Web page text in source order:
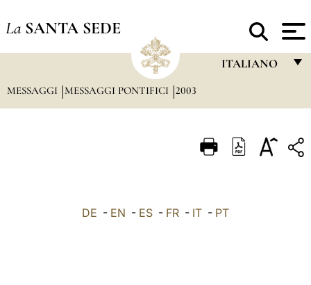
La SANTA SEDE
ITALIANO
ITALIANO
MESSAGGI MESSAGGI PONTIFICI 2003
DE - EN - ES - FR - IT - PT